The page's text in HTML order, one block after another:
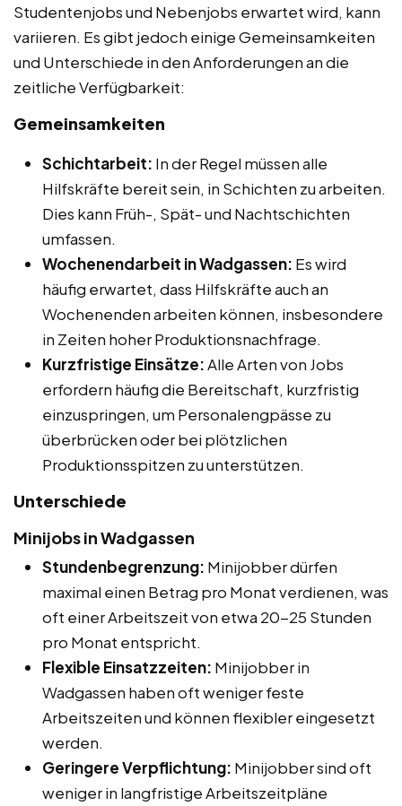
Studentenjobs und Nebenjobs erwartet wird, kann
variieren. Es gibt jedoch einige Gemeinsamkeiten
und Unterschiede in den Anforderungen an die
zeitliche Verfügbarkeit:
Gemeinsamkeiten
Schichtarbeit: In der Regel müssen alle
Hilfskräfte bereit sein, in Schichten zu arbeiten.
Dies kann Früh-, Spät- und Nachtschichten
umfassen.
Wochenendarbeit in Wadgassen: Es wird
häufig erwartet, dass Hilfskräfte auch an
Wochenenden arbeiten können, insbesondere
in Zeiten hoher Produktionsnachfrage.
Kurzfristige Einsätze:Alle Arten von Jobs
erfordern häufig die Bereitschaft, kurzfristig
einzuspringen, um Personalengpässe zu
überbrücken oder bei plötzlichen
Produktionsspitzen zu unterstützen.
Unterschiede
Minijobs in Wadgassen
Stundenbegrenzung: Minijobber dürfen
maximal einen Betrag pro Monat verdienen, was
oft einer Arbeitszeit von etwa 20-25 Stunden
pro Monat entspricht.
Flexible Einsatzzeiten: Minijobber in
Wadgassen haben oft weniger feste
Arbeitszeiten und können flexibler eingesetzt
werden.
Geringere Verpflichtung: Minijobber sind oft
weniger in langfristige Arbeitszeitpläne